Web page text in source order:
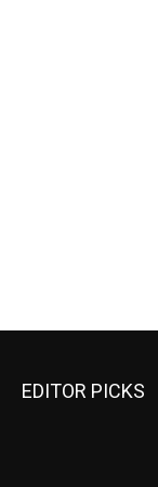
EDITOR PICKS